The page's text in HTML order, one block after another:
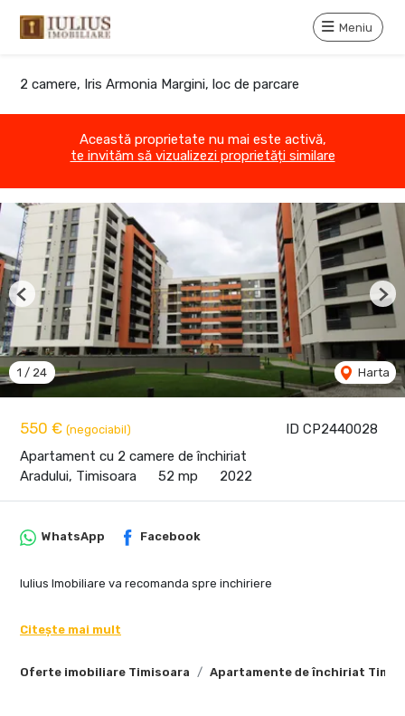
Meniu
2 camere, Iris Armonia Margini, loc de parcare
Această proprietate nu mai este activă,
te invităm să vizualizezi proprietăți similare
ID CP2440028
550 € (negociabil)
Apartament cu 2 camere de închiriat
Aradului, Timisoara
52 mp 2022
1 / 24 Harta
Previous
Oferte imobiliare Timisoara Apartamente de închiriat
WhatsApp Facebook
Iulius Imobiliare va recomanda spre inchiriere
Citește mai mult